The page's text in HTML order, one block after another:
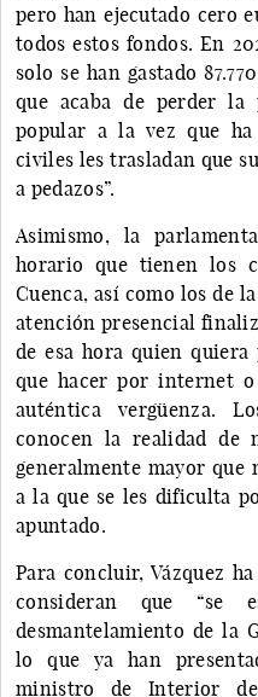
pero han ejecutado cero
todos estos fondos. En
solo se han gastado
que acaba de perder la
popular a la vez que ha
civiles les trasladan que
a pedazos”.
Asimismo, la
horario que tienen los
Cuenca, así como los de
atención presencial
de esa hora quien
que hacer por internet o
auténtica vergüenza.
conocen la realidad de
generalmente mayor
a la que se les dificulta
apuntado.
Para concluir, Vázquez
consideran que
desmantelamiento de la
lo que ya han
ministro de Interior